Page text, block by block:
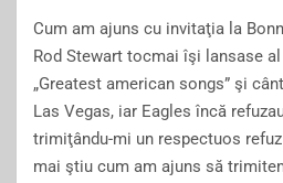
Cum am ajuns cu invitaţia la
Rod Stewart tocmai îşi lansase
„Greatest american songs” şi
Las Vegas, iar Eagles încă
trimiţându-mi un respectuos
mai ştiu cum am ajuns să